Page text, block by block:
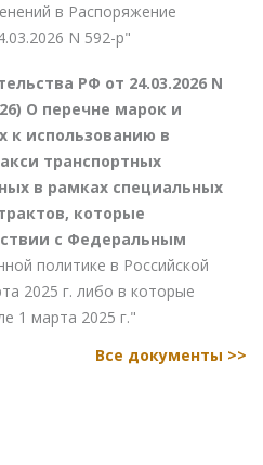
в Распоряжение
N 592-р"
РФ от 24.03.2026 N
О перечне марок и
использованию в
транспортных
в рамках специальных
которые
с Федеральным
политике в Российской
2025 г. либо в которые
1 марта 2025 г."
Все документы >>